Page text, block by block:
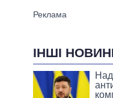
ІНШІ
Над